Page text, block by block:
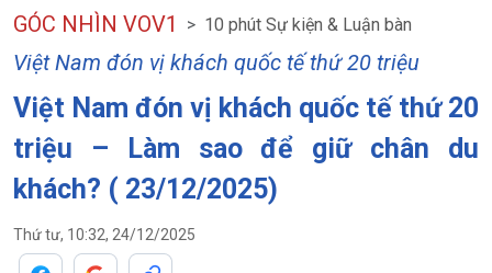
Giới thiệu
Thời sự
Thời sự 6h
GÓC NHÌN VOV1 10 phút Sự kiện & Luận bàn
Việt Nam đón vị khách quốc tế thứ 20 triệu
Việt Nam đón vị khách quốc tế thứ 20
triệu – Làm sao để giữ chân du
khách? ( 23/12/2025)
Thứ tư, 10:32, 24/12/2025